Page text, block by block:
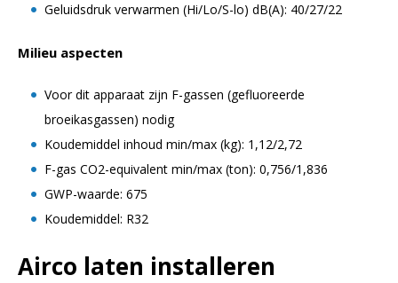
Geluidsdruk verwarmen (Hi/Lo/S-lo) dB(A): 40/27/22
Milieu aspecten
Voor dit apparaat zijn F-gassen (gefluoreerde
broeikasgassen) nodig
Koudemiddel inhoud min/max (kg): 1,12/2,72
F-gas CO2-equivalent min/max (ton): 0,756/1,836
GWP-waarde: 675
Koudemiddel: R32
Airco laten installeren